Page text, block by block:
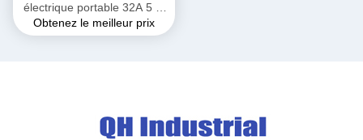
électrique portable 32A 5 M
10 M 15 M Véhicule
électrique Cable de recharge
de véhicule électrique Type
Obtenez le meilleur prix